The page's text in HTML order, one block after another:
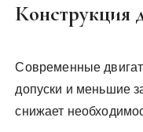
Конструкция
Современные
допуски и меньшие
снижает